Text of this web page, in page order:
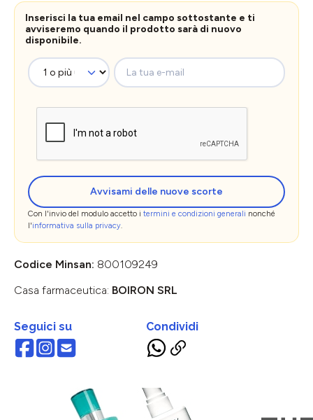
Inserisci la tua email nel campo sottostante e ti
avviseremo quando il prodotto sarà di nuovo
disponibile.
La tua e-mail
Avvisami delle nuove scorte
Con l'invio del modulo accetto i termini e condizioni generali nonché
l'informativa sulla privacy.
Codice Minsan: 800109249
Casa farmaceutica: BOIRON SRL
Seguici su Condividi